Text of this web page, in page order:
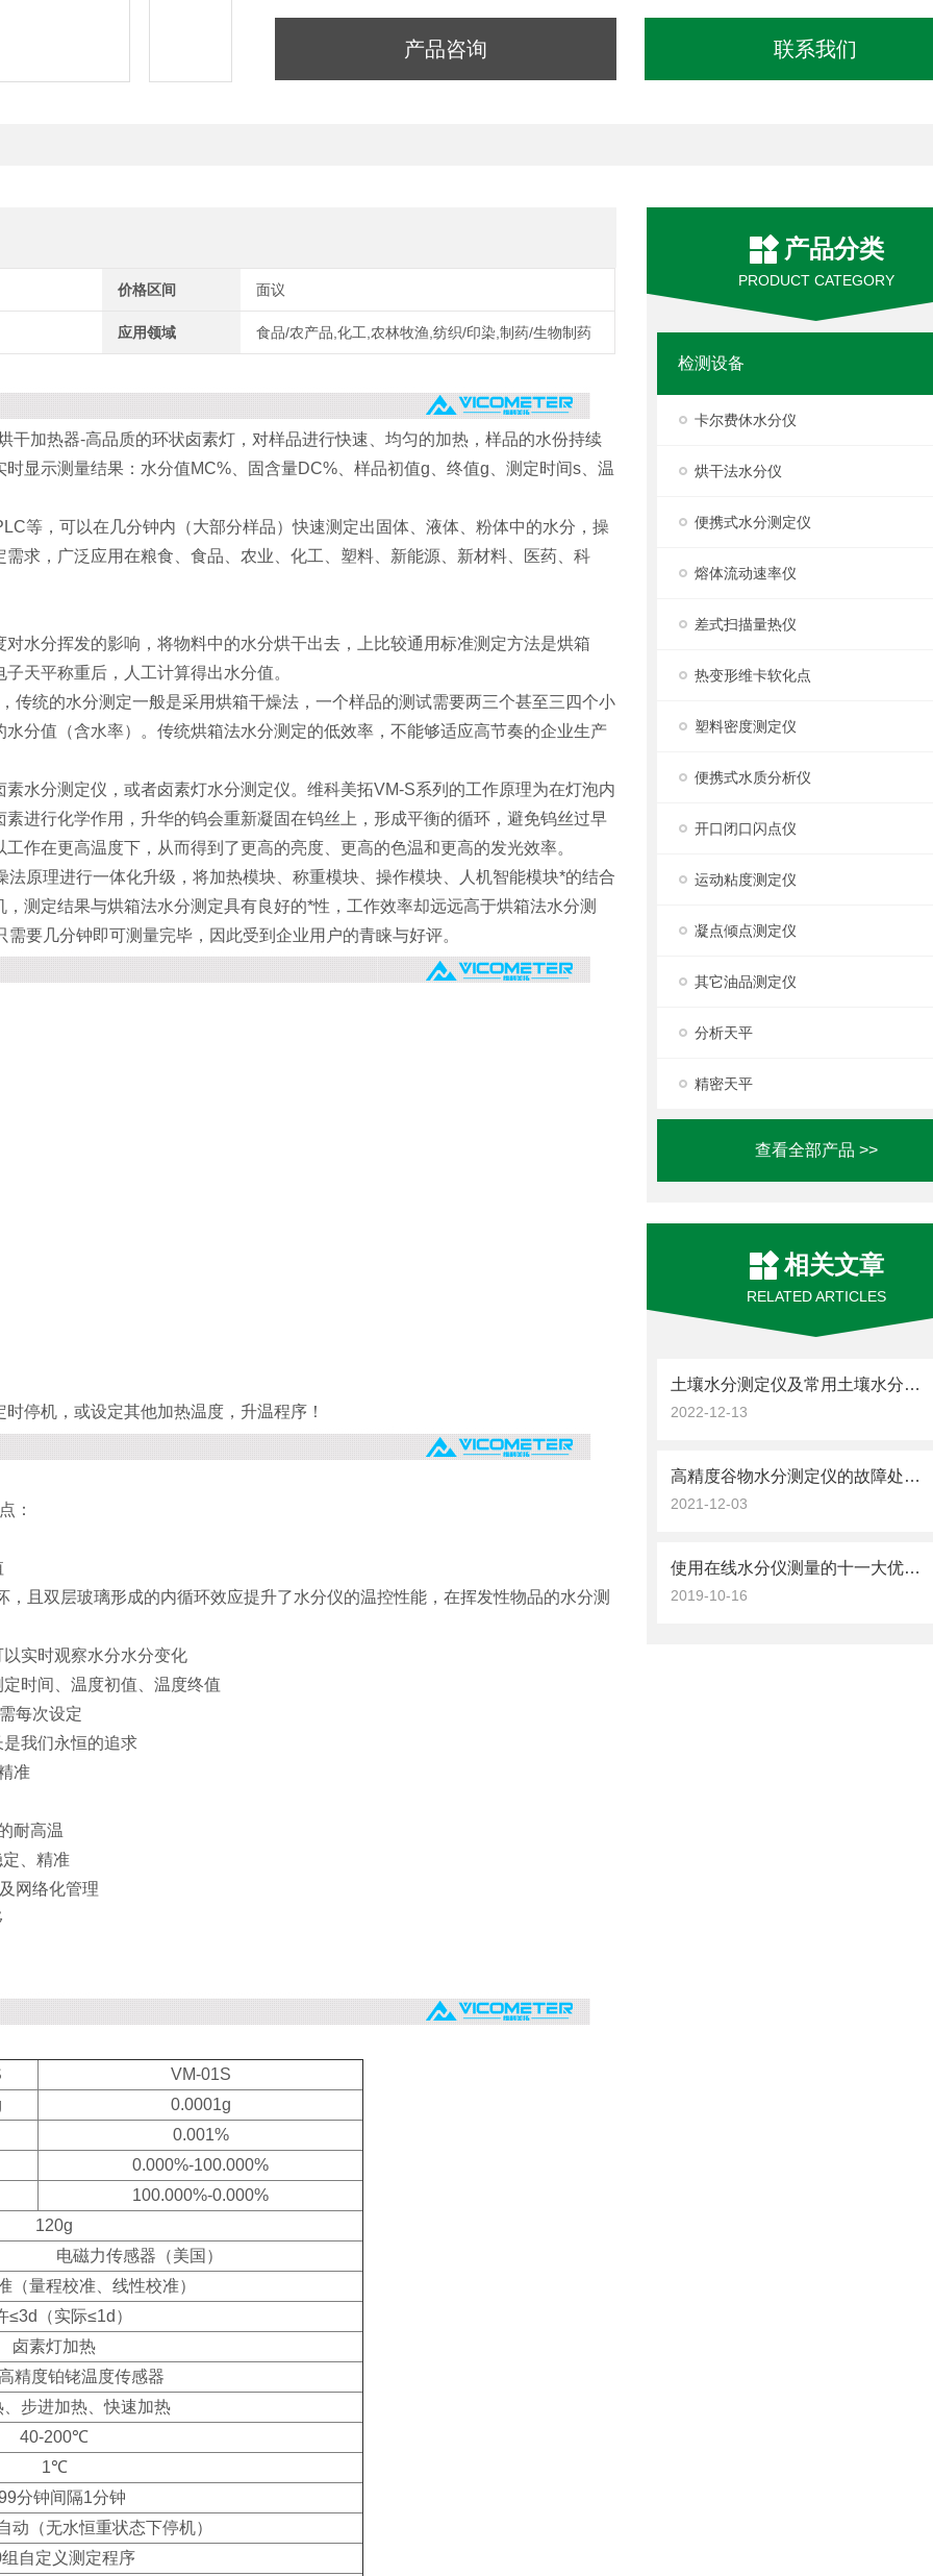
产品咨询 联系我们
产品分类
PRODUCT CATEGORY
检测设备
卡尔费休水分仪
烘干法水分仪
便携式水分测定仪
熔体流动速率仪
差式扫描量热仪
热变形维卡软化点
塑料密度测定仪
便携式水质分析仪
开口闭口闪点仪
运动粘度测定仪
凝点倾点测定仪
其它油品测定仪
分析天平
精密天平
查看全部产品 >>
相关文章
RELATED ARTICLES
土壤水分测定仪及常用土壤水分测定方法介绍
2022-12-13
高精度谷物水分测定仪的故障处理方法如下
2021-12-03
使用在线水分仪测量的十一大优点说明
2019-10-16
价格区间 面议
应用领域 食品/农产品,化工,农林牧渔,纺织/印染,制药/生物制药
干加热器-高品质的环状卤素灯，对样品进行快速、均匀的加热，样品的水份持续
显示测量结果：水分值MC%、固含量DC%、样品初值g、终值g、测定时间s、温
等，可以在几分钟内（大部分样品）快速测定出固体、液体、粉体中的水分，操
求，广泛应用在粮食、食品、农业、化工、塑料、新能源、新材料、医药、科
水分挥发的影响，将物料中的水分烘干出去，上比较通用标准测定方法是烘箱
天平称重后，人工计算得出水分值。
传统的水分测定一般是采用烘箱干燥法，一个样品的测试需要两三个甚至三四个小
分值（含水率）。传统烘箱法水分测定的低效率，不能够适应高节奏的企业生产
水分测定仪，或者卤素灯水分测定仪。维科美拓VM-S系列的工作原理为在灯泡内
进行化学作用，升华的钨会重新凝固在钨丝上，形成平衡的循环，避免钨丝过早
作在更高温度下，从而得到了更高的亮度、更高的色温和更高的发光效率。
法原理进行一体化升级，将加热模块、称重模块、操作模块、人机智能模块*的结合
测定结果与烘箱法水分测定具有良好的*性，工作效率却远远高于烘箱法水分测
要几分钟即可测量完毕，因此受到企业用户的青睐与好评。
停机，或设定其他加热温度，升温程序！
：
且双层玻璃形成的内循环效应提升了水分仪的温控性能，在挥发性物品的水分测
实时观察水分水分变化
时间、温度初值、温度终值
每次设定
我们永恒的追求
准
耐高温
、精准
网络化管理
VM-01S
0.0001g
0.001%
0.000%-100.000%
100.000%-0.000%
120g
电磁力传感器（美国）
（量程校准、线性校准）
≤3d（实际≤1d）
卤素灯加热
精度铂铑温度传感器
、步进加热、快速加热
40-200℃
1℃
分钟间隔1分钟
动（无水恒重状态下停机）
自定义测定程序